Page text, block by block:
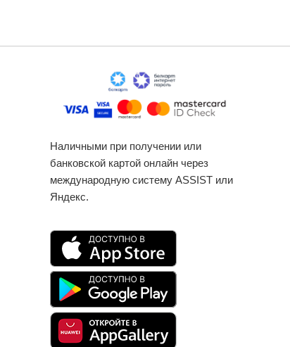
Наличными при получении или
банковской картой онлайн через
международную систему ASSIST или
Яндекс.